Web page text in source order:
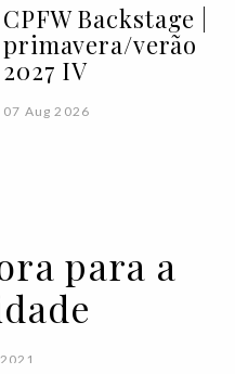
CPFW Backstage |
primavera/verão
2027 IV
07 Aug 2026
para a